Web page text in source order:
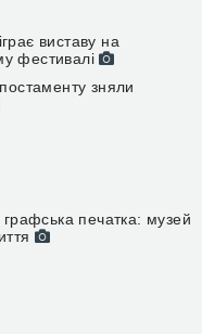
виставу на
фестивалі
зняли
печатка: музей